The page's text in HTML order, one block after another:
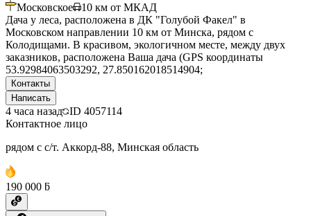
Московское 10 км от МКАД
Дача у леса, расположена в ДК "Голубой Факел" в
Московском направлении 10 км от Минска, рядом с
Колодищами. В красивом, экологичном месте, между двух
заказников, расположена Ваша дача (GPS координаты
53.92984063503292, 27.850162018514904;
Контакты
Написать
4 часа назад ID 4057114
Контактное лицо
рядом с с/т. Аккорд-88, Минская область
190 000 ƃ